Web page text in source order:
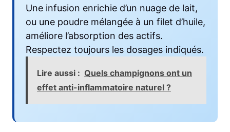
Une infusion enrichie d’un nuage de lait,
ou une poudre mélangée à un filet d’huile,
améliore l’absorption des actifs.
Respectez toujours les dosages indiqués.
Lire aussi : Quels champignons ont un
effet anti-inflammatoire naturel ?